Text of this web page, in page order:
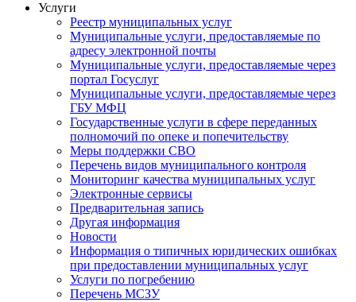
Услуги
Реестр муниципальных услуг
Муниципальные услуги, предоставляемые по
адресу электронной почты
Муниципальные услуги, предоставляемые через
портал Госуслуг
Муниципальные услуги, предоставляемые через
ГБУ МФЦ
Государственные услуги в сфере переданных
полномочий по опеке и попечительству
Меры поддержки СВО
Перечень видов муниципального контроля
Мониторинг качества муниципальных услуг
Электронные сервисы
Предварительная запись
Другая информация
Новости
Информация о типичных юридических ошибках
при предоставлении муниципальных услуг
Услуги по погребению
Перечень МСЗУ